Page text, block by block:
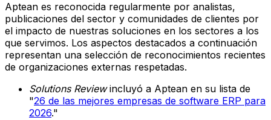
Aptean es reconocida regularmente por analistas,
publicaciones del sector y comunidades de clientes por
el impacto de nuestras soluciones en los sectores a los
que servimos. Los aspectos destacados a continuación
representan una selección de reconocimientos recientes
de organizaciones externas respetadas.
Solutions Reviewincluyó a Aptean en su lista de
"26 de las mejores empresas de software ERP para
2026."